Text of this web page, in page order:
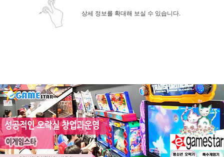
상세 정보를 확대해 보실 수 있습니다.